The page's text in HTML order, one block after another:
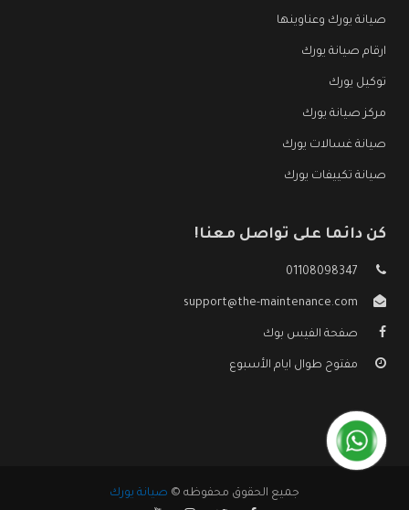
صيانة يورك وعناوينها
ارقام صيانة يورك
توكيل يورك
مركز صيانة يورك
صيانة غسالات يورك
صيانة تكييفات يورك
كن دائما على تواصل معنا!
01108098347
support@the-maintenance.com
صفحة الفيس بوك
مفتوح طوال ايام الأسبوع
جميع الحقوق محفوظه © صيانة يورك